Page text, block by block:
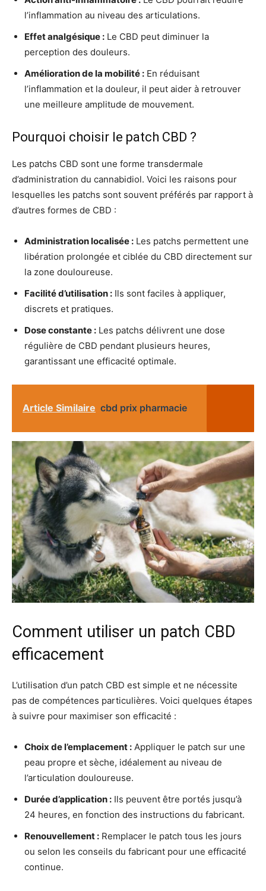
l’inflammation au niveau des articulations.
Effet analgésique : Le CBD peut diminuer la
perception des douleurs.
Amélioration de la mobilité : En réduisant
l’inflammation et la douleur, il peut aider à retrouver
une meilleure amplitude de mouvement.
Pourquoi choisir le patch CBD ?
Les patchs CBD sont une forme transdermale
d’administration du cannabidiol. Voici les raisons pour
lesquelles les patchs sont souvent préférés par rapport à
d’autres formes de CBD :
Administration localisée : Les patchs permettent une
libération prolongée et ciblée du CBD directement sur
la zone douloureuse.
Facilité d’utilisation : Ils sont faciles à appliquer,
discrets et pratiques.
Dose constante : Les patchs délivrent une dose
régulière de CBD pendant plusieurs heures,
garantissant une efficacité optimale.
Article Similaire cbd prix pharmacie
Comment utiliser un patch CBD
efficacement
L’utilisation d’un patch CBD est simple et ne nécessite
pas de compétences particulières. Voici quelques étapes
à suivre pour maximiser son efficacité :
Choix de l’emplacement : Appliquer le patch sur une
peau propre et sèche, idéalement au niveau de
l’articulation douloureuse.
Durée d’application : Ils peuvent être portés jusqu’à
24 heures, en fonction des instructions du fabricant.
Renouvellement : Remplacer le patch tous les jours
ou selon les conseils du fabricant pour une efficacité
continue.